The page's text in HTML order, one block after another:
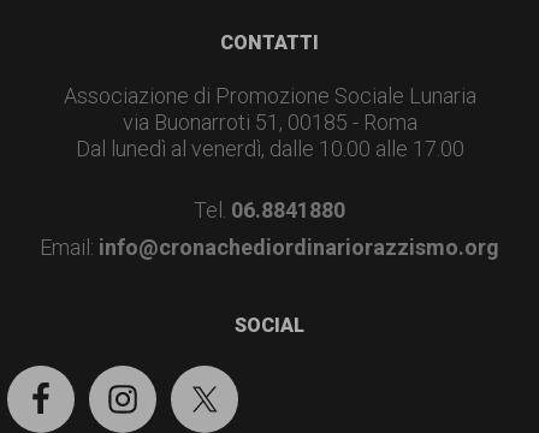
CONTATTI
Associazione di Promozione Sociale Lunaria
via Buonarroti 51, 00185 - Roma
Dal lunedì al venerdì, dalle 10.00 alle 17.00
Tel. 06.8841880
Email: info@cronachediordinariorazzismo.org
SOCIAL